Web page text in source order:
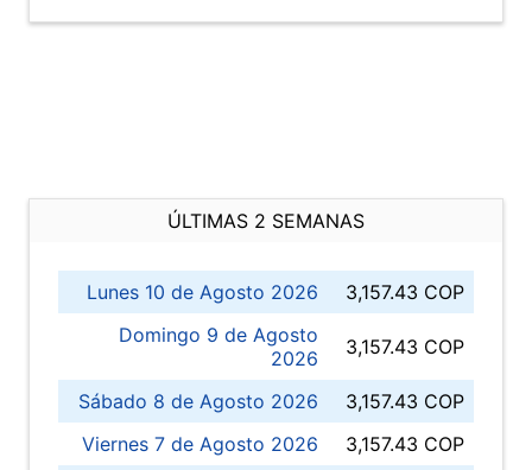
ÚLTIMAS 2 SEMANAS
Lunes 10 de Agosto 2026
3,157.43 COP
Domingo 9 de Agosto
2026
3,157.43 COP
Sábado 8 de Agosto 2026
3,157.43 COP
Viernes 7 de Agosto 2026
3,157.43 COP